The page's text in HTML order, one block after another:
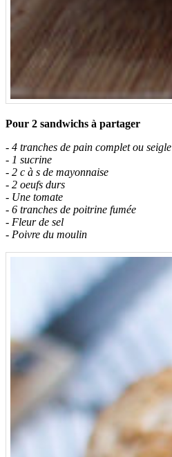
Pour 2 sandwichs à partager
- 4 tranches de pain complet ou seigle
- 1 sucrine
- 2 c à s de mayonnaise
- 2 oeufs durs
- Une tomate
- 6 tranches de poitrine fumée
- Fleur de sel
- Poivre du moulin